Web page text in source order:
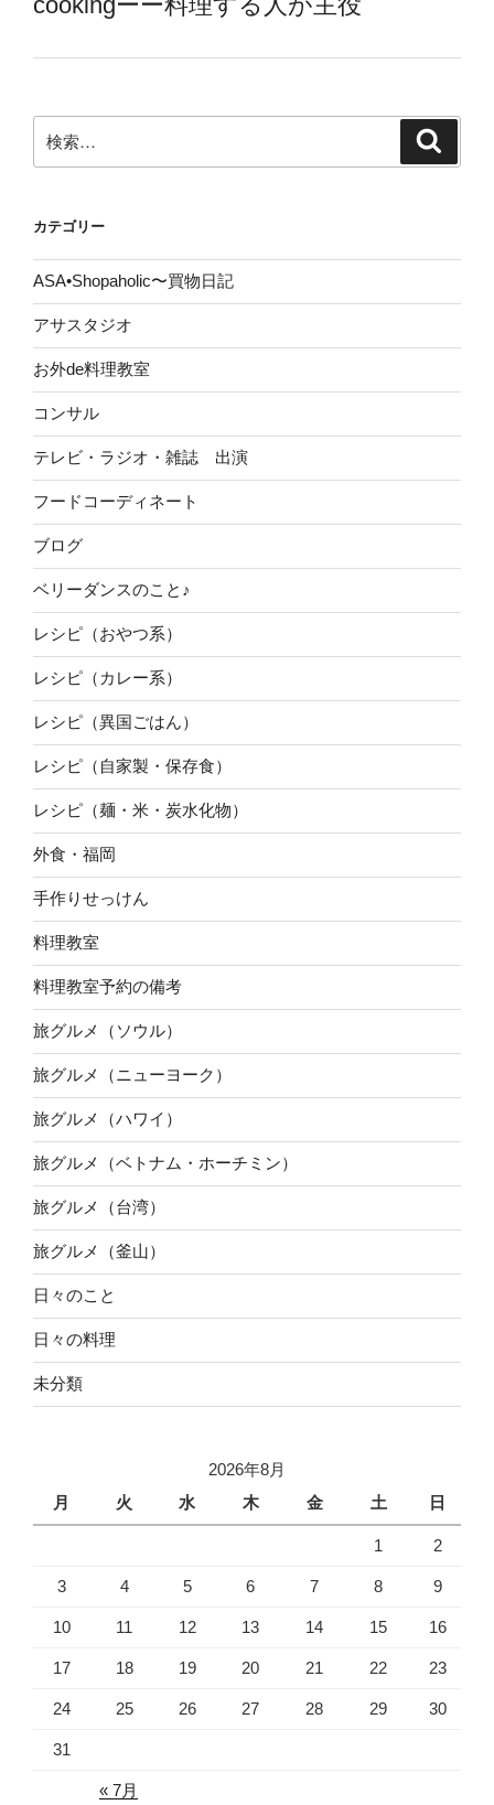
索:
カテゴリー
ASA•Shopaholic〜買物日記
アサスタジオ
お外de料理教室
コンサル
テレビ・ラジオ・雑誌 出演
フードコーディネート
ブログ
ベリーダンスのこと♪
レシピ（おやつ系）
レシピ（カレー系）
レシピ（異国ごはん）
レシピ（自家製・保存食）
レシピ（麺・米・炭水化物）
外食・福岡
手作りせっけん
料理教室
料理教室予約の備考
旅グルメ（ソウル）
旅グルメ（ニューヨーク）
旅グルメ（ハワイ）
旅グルメ（ベトナム・ホーチミン）
旅グルメ（台湾）
旅グルメ（釜山）
日々のこと
日々の料理
未分類
2026年8月
月
火 水 木 金 土 日
1 2
3 4 5 6 7 8 9
10 11 12 13 14 15 16
17 18 19 20 21 22 23
24 25 26 27 28 29 30
31
« 7月